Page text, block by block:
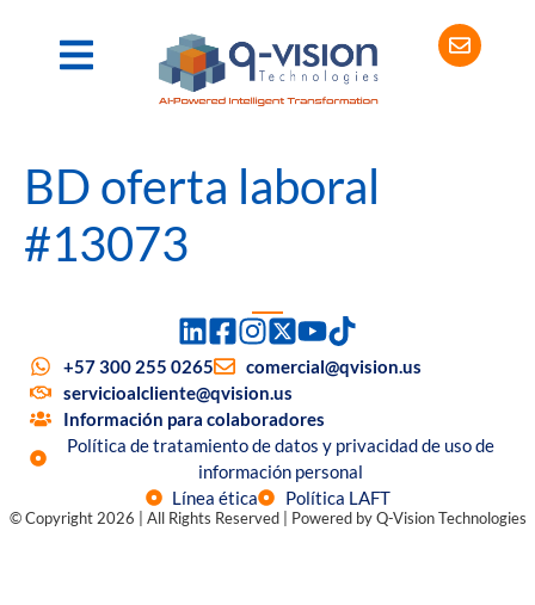
BD oferta laboral
#13073
+57 300 255 0265
comercial@qvision.us
servicioalcliente@qvision.us
Información para colaboradores
Política de tratamiento de datos y privacidad de uso de
información personal
Línea ética
Política LAFT
© Copyright 2026 | All Rights Reserved | Powered by Q-Vision Technologies